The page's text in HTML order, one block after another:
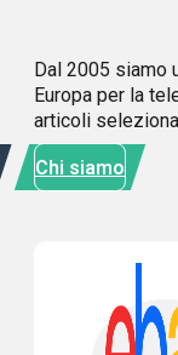
Dal 2005 siamo
Europa per la
articoli
Chi siamo